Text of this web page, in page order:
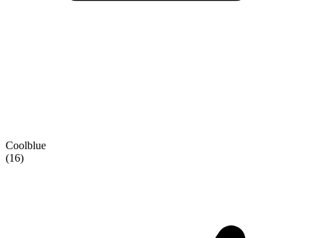
Coolblue
(16)